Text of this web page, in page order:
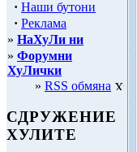
· Наши бутони
· Реклама
» НаХуЛи ни
» Форумни
ХуЛички
» RSS обмяна
СДРУЖЕНИЕ
ХУЛИТЕ